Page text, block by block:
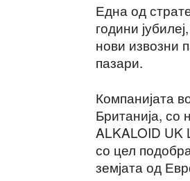
Една од
години
нови извозни
пазари.
Компанијата
Британија, со
ALKALOID UK
со цел
земјата од